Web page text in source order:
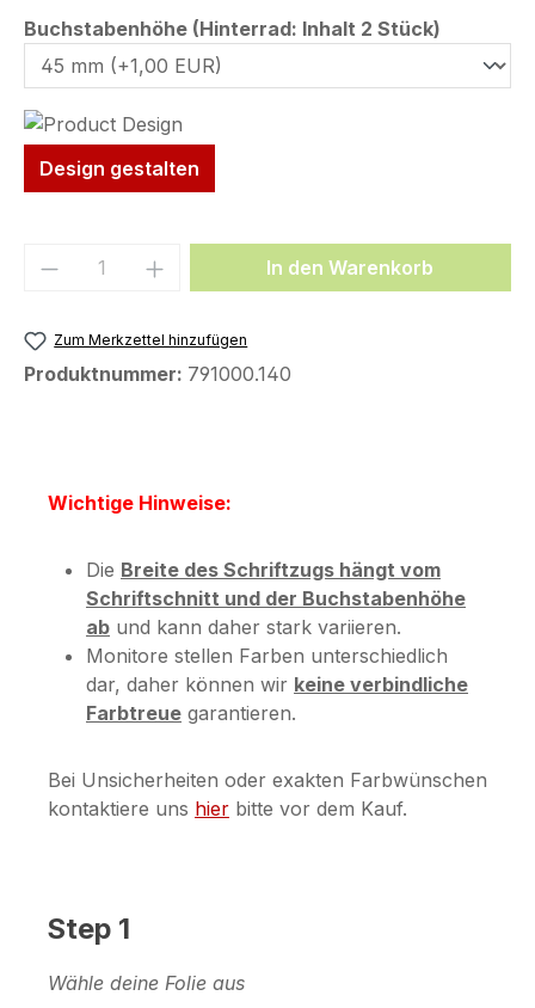
Buchstabenhöhe (Hinterrad: Inhalt 2 Stück)
Design gestalten
Produkt Anzahl: Gib denIn den Warenkorb
Zum Merkzettel hinzufügen
Produktnummer: 791000.140
Wichtige Hinweise:
Die Breite des Schriftzugs hängt vom
Schriftschnitt und der Buchstabenhöhe
ab und kann daher stark variieren.
Monitore stellen Farben unterschiedlich
dar, daher können wir keine verbindliche
Farbtreue garantieren.
Bei Unsicherheiten oder exakten Farbwünschen
kontaktiere uns hier bitte vor dem Kauf.
Step 1
Wähle deine Folie aus